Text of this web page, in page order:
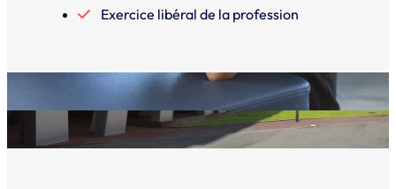
Exercice libéral de la profession